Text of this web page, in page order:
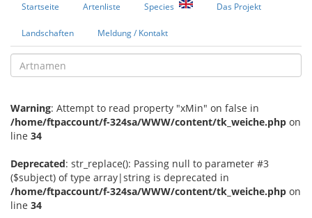
Startseite Artenliste Species Das Projekt
Landschaften Meldung / Kontakt
Warning: Attempt to read property "xMin" on false in
/home/ftpaccount/f-324sa/WWW/content/tk_weiche.php on
line 34
Deprecated: str_replace(): Passing null to parameter #3
($subject) of type array|string is deprecated in
/home/ftpaccount/f-324sa/WWW/content/tk_weiche.php on
line 34